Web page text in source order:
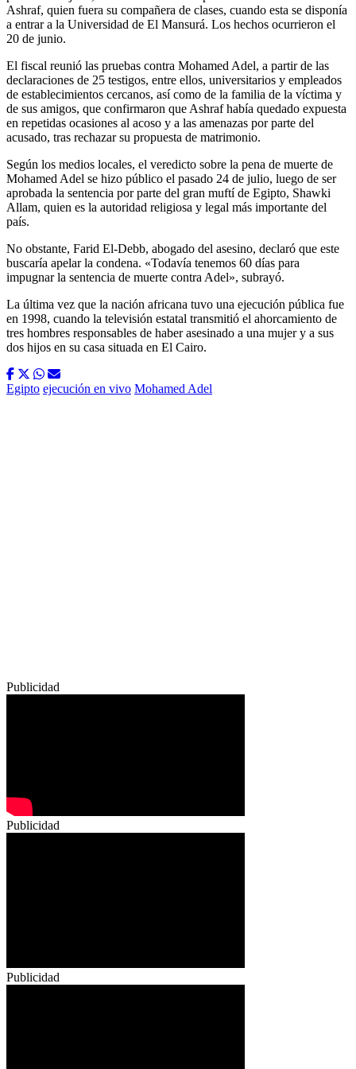
Ashraf, quien fuera su compañera de clases, cuando esta se disponía
a entrar a la Universidad de El Mansurá. Los hechos ocurrieron el
20 de junio.
El fiscal reunió las pruebas contra Mohamed Adel, a partir de las
declaraciones de 25 testigos, entre ellos, universitarios y empleados
de establecimientos cercanos, así como de la familia de la víctima y
de sus amigos, que confirmaron que Ashraf había quedado expuesta
en repetidas ocasiones al acoso y a las amenazas por parte del
acusado, tras rechazar su propuesta de matrimonio.
Según los medios locales, el veredicto sobre la pena de muerte de
Mohamed Adel se hizo público el pasado 24 de julio, luego de ser
aprobada la sentencia por parte del gran muftí de Egipto, Shawki
Allam, quien es la autoridad religiosa y legal más importante del
país.
No obstante, Farid El-Debb, abogado del asesino, declaró que este
buscaría apelar la condena. «Todavía tenemos 60 días para
impugnar la sentencia de muerte contra Adel», subrayó.
La última vez que la nación africana tuvo una ejecución pública fue
en 1998, cuando la televisión estatal transmitió el ahorcamiento de
tres hombres responsables de haber asesinado a una mujer y a sus
dos hijos en su casa situada en El Cairo.
Egipto ejecución en vivo Mohamed Adel
Publicidad
Publicidad
Publicidad